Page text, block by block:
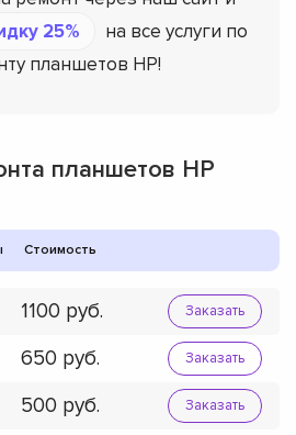
25%
на все услуги по
планшетов HP!
планшетов HP
Стоимость
1100 Заказать
650 Заказать
500 Заказать